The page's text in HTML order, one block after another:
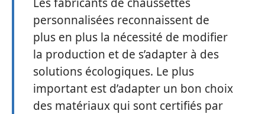
personnalisées reconnaissent de
plus en plus la nécessité de modifier
la production et de s’adapter à des
solutions écologiques. Le plus
important est d’adapter un bon choix
des matériaux qui sont certifiés par